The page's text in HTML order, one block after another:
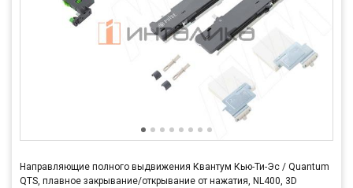
Направляющие полного выдвижения Квантум Кью-Ти-Эс / Quantum
QTS, плавное закрывание/открывание от нажатия, NL400, 3D